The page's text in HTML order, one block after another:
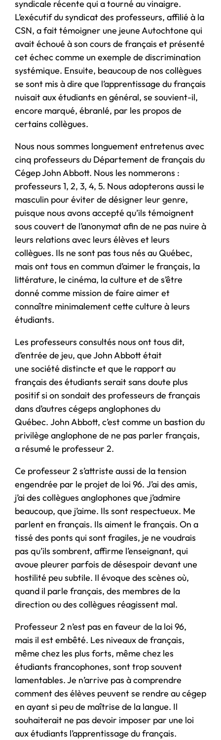
syndicale récente qui a tourné au vinaigre.
L’exécutif du syndicat des professeurs, affilié à la
CSN, a fait témoigner une jeune Autochtone qui
avait échoué à son cours de français et présenté
cet échec comme un exemple de discrimination
systémique. Ensuite, beaucoup de nos collègues
se sont mis à dire que l’apprentissage du français
nuisait aux étudiants en général, se souvient-il,
encore marqué, ébranlé, par les propos de
certains collègues.
Nous nous sommes longuement entretenus avec
cinq professeurs du Département de français du
Cégep John Abbott. Nous les nommerons :
professeurs 1, 2, 3, 4, 5. Nous adopterons aussi le
masculin pour éviter de désigner leur genre,
puisque nous avons accepté qu’ils témoignent
sous couvert de l’anonymat afin de ne pas nuire à
leurs relations avec leurs élèves et leurs
collègues. Ils ne sont pas tous nés au Québec,
mais ont tous en commun d’aimer le français, la
littérature, le cinéma, la culture et de s’être
donné comme mission de faire aimer et
connaître minimalement cette culture à leurs
étudiants.
Les professeurs consultés nous ont tous dit,
d’entrée de jeu, que John Abbott était
une société distincte et que le rapport au
français des étudiants serait sans doute plus
positif si on sondait des professeurs de français
dans d’autres cégeps anglophones du
Québec. John Abbott, c’est comme un bastion du
privilège anglophone de ne pas parler français,
a résumé le professeur 2.
Ce professeur 2 s’attriste aussi de la tension
engendrée par le projet de loi 96. J’ai des amis,
j’ai des collègues anglophones que j’admire
beaucoup, que j’aime. Ils sont respectueux. Me
parlent en français. Ils aiment le français. On a
tissé des ponts qui sont fragiles, je ne voudrais
pas qu’ils sombrent, affirme l’enseignant, qui
avoue pleurer parfois de désespoir devant une
hostilité peu subtile. Il évoque des scènes où,
quand il parle français, des membres de la
direction ou des collègues réagissent mal.
Professeur 2 n’est pas en faveur de la loi 96,
mais il est embêté. Les niveaux de français,
même chez les plus forts, même chez les
étudiants francophones, sont trop souvent
lamentables. Je n’arrive pas à comprendre
comment des élèves peuvent se rendre au cégep
en ayant si peu de maîtrise de la langue. Il
souhaiterait ne pas devoir imposer par une loi
aux étudiants l’apprentissage du français.